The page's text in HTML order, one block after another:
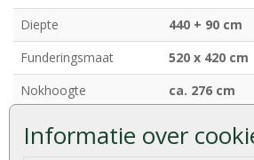
Informatie over
Diepte
440 + 90 cm
Funderingsmaat
520 x 420 cm
Nokhoogte
ca. 276 cm
Deurhoogte
ca. 188 cm